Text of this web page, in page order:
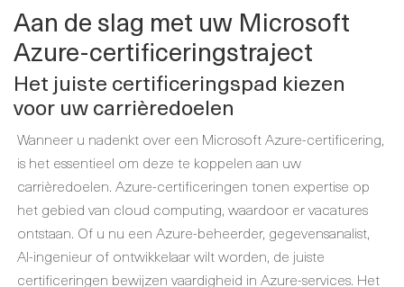
Aan de slag met uw Microsoft
Azure-certificeringstraject
Het juiste certificeringspad kiezen
voor uw carrièredoelen
Wanneer u nadenkt over een Microsoft Azure-certificering,
is het essentieel om deze te koppelen aan uw
carrièredoelen. Azure-certificeringen tonen expertise op
het gebied van cloud computing, waardoor er vacatures
ontstaan. Of u nu een Azure-beheerder, gegevensanalist,
AI-ingenieur of ontwikkelaar wilt worden, de juiste
certificeringen bewijzen vaardigheid in Azure-services. Het